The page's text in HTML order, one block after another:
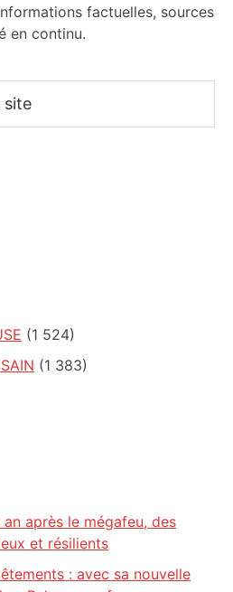
factuelles, sources
en continu.
(1 524)
(1 383)
après le mégafeu, des
et résilients
: avec sa nouvelle